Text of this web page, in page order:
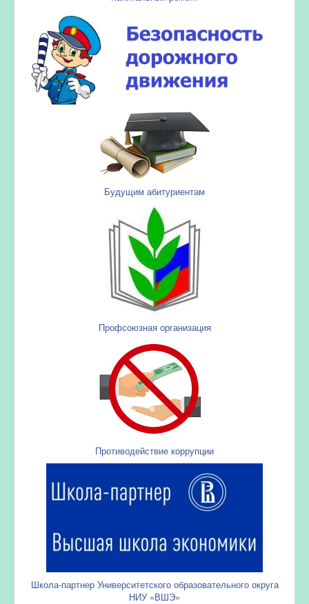
Будущим абитуриентам
Профсоюзная организация
Противодействие коррупции
Школа-партнер Университетского образовательного округа
НИУ «ВШЭ»